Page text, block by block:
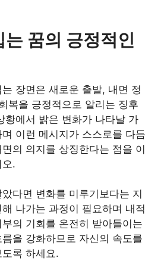
꿈의 긍정적인
장면은 새로운 출발, 내면 정
복을 긍정적으로 알리는 징후
황에서 밝은 변화가 나타날 가
이런 메시지가 스스로를 다듬
의 의지를 상징한다는 점을 이
.
다면 변화를 미루기보다는 지
나가는 과정이 필요하며 내적
의 기회를 온전히 받아들이는
을 강화하므로 자신의 속도를
록 하세요.